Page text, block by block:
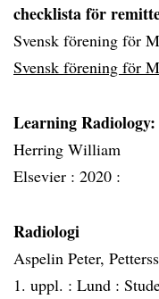
checklista för
Svensk förening för
Svensk förening för
Learning Radiology:
Herring William
Elsevier : 2020 :
Radiologi
Aspelin Peter,
1. uppl. : Lund :